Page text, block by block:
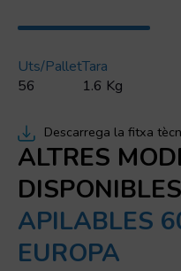
Uts/pallet
56
Tara
1.6 Kg
Descarrega la fitxa
ALTRES
DISPONIBLES
APILABLES
EUROPA